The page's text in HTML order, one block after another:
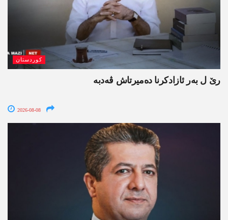
کوردستان
رێ ل بەر ئازادکرنا دەمیرتاش ڤەدبە
2026-08-08